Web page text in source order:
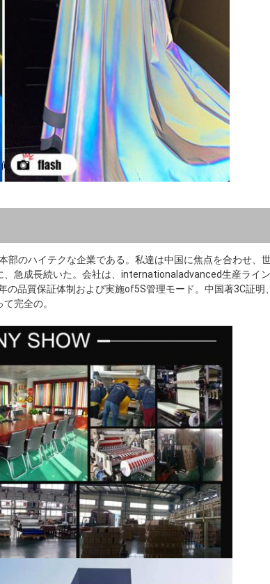
部のハイテクな企業である。私達は中国に焦点を合わせ、
、急成長続いた。会社は、internationaladvanced生産ライ
の品質保証体制および実施of5S管理モード。中国著3C証明
て完全の。